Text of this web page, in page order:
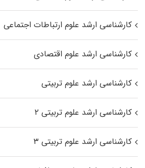
کارشناسی ارشد علوم ارتباطات اجتماعی
کارشناسی ارشد علوم اقتصادی
کارشناسی ارشد علوم تربیتی
کارشناسی ارشد علوم تربیتی ۲
کارشناسی ارشد علوم تربیتی ۳